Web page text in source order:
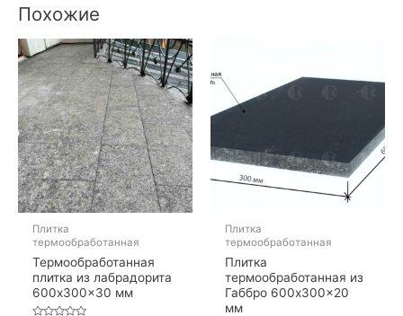
Похожие
Плитка
термообработанная
Термообработанная
плитка из лабрадорита
600x300x30 мм
Плитка
термообработанная
Плитка
термообработанная из
Габбро 600x300x20
мм